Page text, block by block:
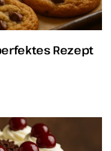
Rezept